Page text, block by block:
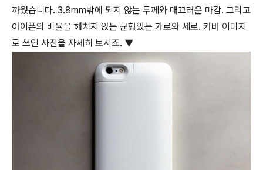
까웠습니다. 3.8mm밖에 되지 않는 두께와 매끄러운 마감. 그리고
아이폰의 비율을 해치지 않는 균형있는 가로와 세로. 커버 이미지
로 쓰인 사진을 자세히 보시죠. ▼